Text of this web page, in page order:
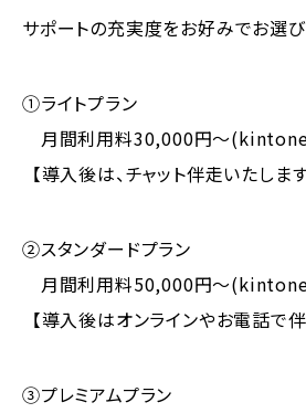
サポートの充実度をお好みでお選び
①ライトプラン
月間利用料30,000円～(kintone
【導入後は、チャット伴走いたします
②スタンダードプラン
月間利用料50,000円～(kintone
【導入後はオンラインやお電話で
③プレミアムプラン